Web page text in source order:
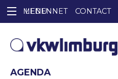
LEDENNET CONTACT
AGENDA